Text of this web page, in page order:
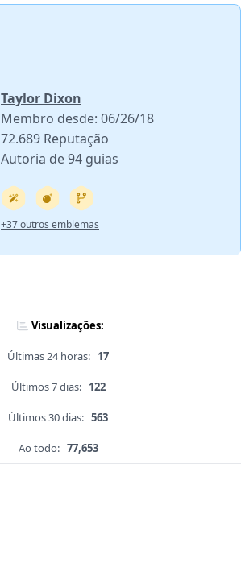
Taylor Dixon
Membro desde: 06/26/18
72.689 Reputação
Autoria de 94 guias
+37 outros emblemas
Visualizações:
Últimas 24 horas: 17
Últimos 7 dias: 122
Últimos 30 dias: 563
Ao todo: 77,653